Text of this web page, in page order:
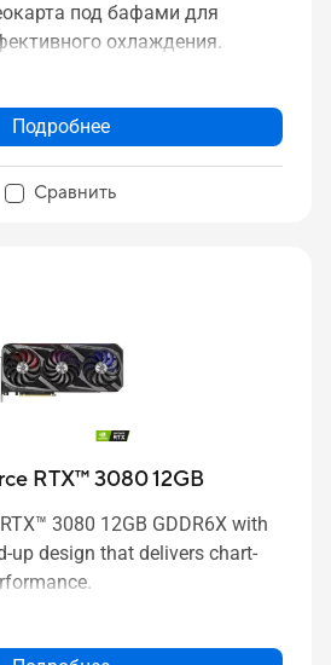
под бафами для
охлаждения.
Подробнее
Сравнить
RTX™ 3080 12GB
3080 12GB GDDR6X with
up design that delivers chart-